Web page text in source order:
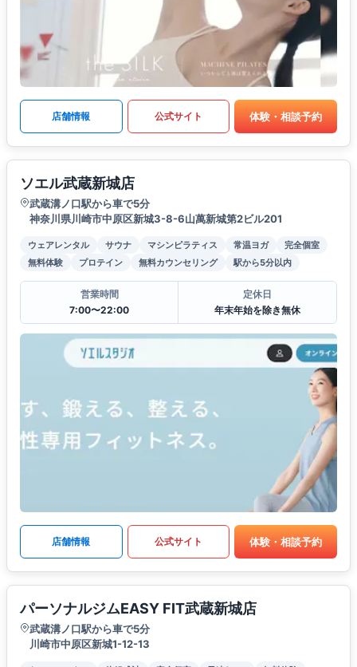
店舗情報 公式サイト 体験・相談予約
ソエル武蔵新城店
武蔵溝ノ口駅から車で5分
神奈川県川崎市中原区新城3-8-6山萬新城第2ビル201
ウェアレンタル サウナ マシンピラティス 常温ヨガ
完全個室
無料体験
プロテイン 無料カウンセリング 駅から5分以内
営業時間
7:00〜22:00
定休日
年末年始を除き無休
店舗情報 公式サイト 体験・相談予約
パーソナルジムEASY FIT武蔵新城店
武蔵溝ノ口駅から車で5分
川崎市中原区新城1-12-13